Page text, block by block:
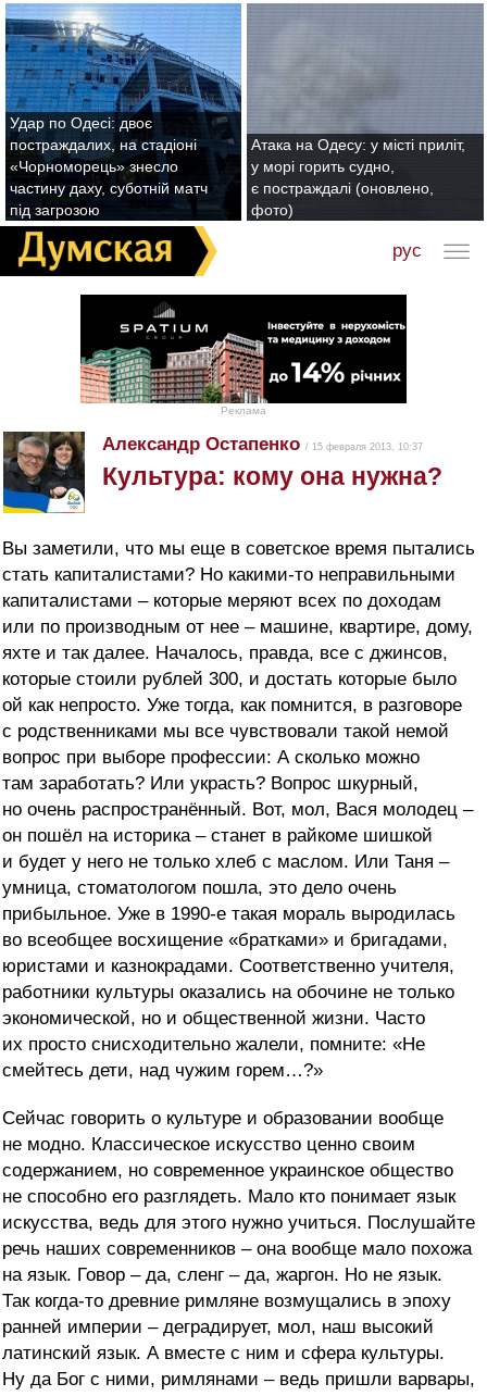
Удар по Одесі: двоє
постраждалих, на стадіоні
«Чорноморець» знесло
частину даху, суботній матч
під загрозою
Атака на Одесу: у місті приліт,
у морі горить судно,
є постраждалі (оновлено,
фото)
рус
Реклама
Александр Остапенко / 15 февраля 2013, 10:37
Культура: кому она нужна?
Вы заметили, что мы еще в советское время пытались
стать капиталистами? Но какими-то неправильными
капиталистами – которые меряют всех по доходам
или по производным от нее – машине, квартире, дому,
яхте и так далее. Началось, правда, все с джинсов,
которые стоили рублей 300, и достать которые было
ой как непросто. Уже тогда, как помнится, в разговоре
с родственниками мы все чувствовали такой немой
вопрос при выборе профессии: А сколько можно
там заработать? Или украсть? Вопрос шкурный,
но очень распространённый. Вот, мол, Вася молодец –
он пошёл на историка – станет в райкоме шишкой
и будет у него не только хлеб с маслом. Или Таня –
умница, стоматологом пошла, это дело очень
прибыльное. Уже в 1990-е такая мораль выродилась
во всеобщее восхищение «братками» и бригадами,
юристами и казнокрадами. Соответственно учителя,
работники культуры оказались на обочине не только
экономической, но и общественной жизни. Часто
их просто снисходительно жалели, помните: «Не
смейтесь дети, над чужим горем…?»
Сейчас говорить о культуре и образовании вообще
не модно. Классическое искусство ценно своим
содержанием, но современное украинское общество
не способно его разглядеть. Мало кто понимает язык
искусства, ведь для этого нужно учиться. Послушайте
речь наших современников – она вообще мало похожа
на язык. Говор – да, сленг – да, жаргон. Но не язык.
Так когда-то древние римляне возмущались в эпоху
ранней империи – деградирует, мол, наш высокий
латинский язык. А вместе с ним и сфера культуры.
Ну да Бог с ними, римлянами – ведь пришли варвары,